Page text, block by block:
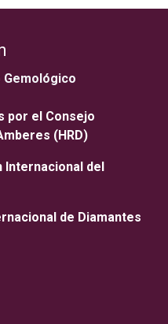
por el Consejo
(HRD)
Internacional del
de Diamantes